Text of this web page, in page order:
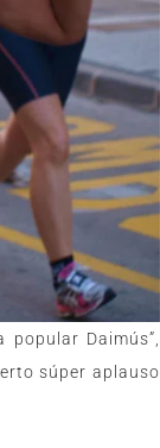
Daimús”,
súper aplauso